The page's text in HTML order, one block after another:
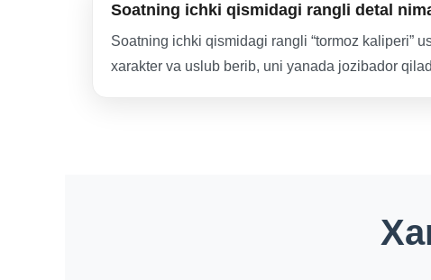
Soatning ichki qismidagi rangli detal
Soatning ichki qismidagi rangli “tormoz kaliperi”
xarakter va uslub berib, uni yanada jozibador